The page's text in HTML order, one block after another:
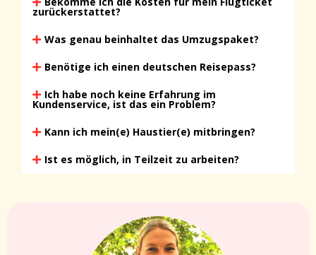
zurückerstattet?
Was genau beinhaltet das Umzugspaket?
Benötige ich einen deutschen Reisepass?
Ich habe noch keine Erfahrung im
Kundenservice, ist das ein Problem?
Kann ich mein(e) Haustier(e) mitbringen?
Ist es möglich, in Teilzeit zu arbeiten?